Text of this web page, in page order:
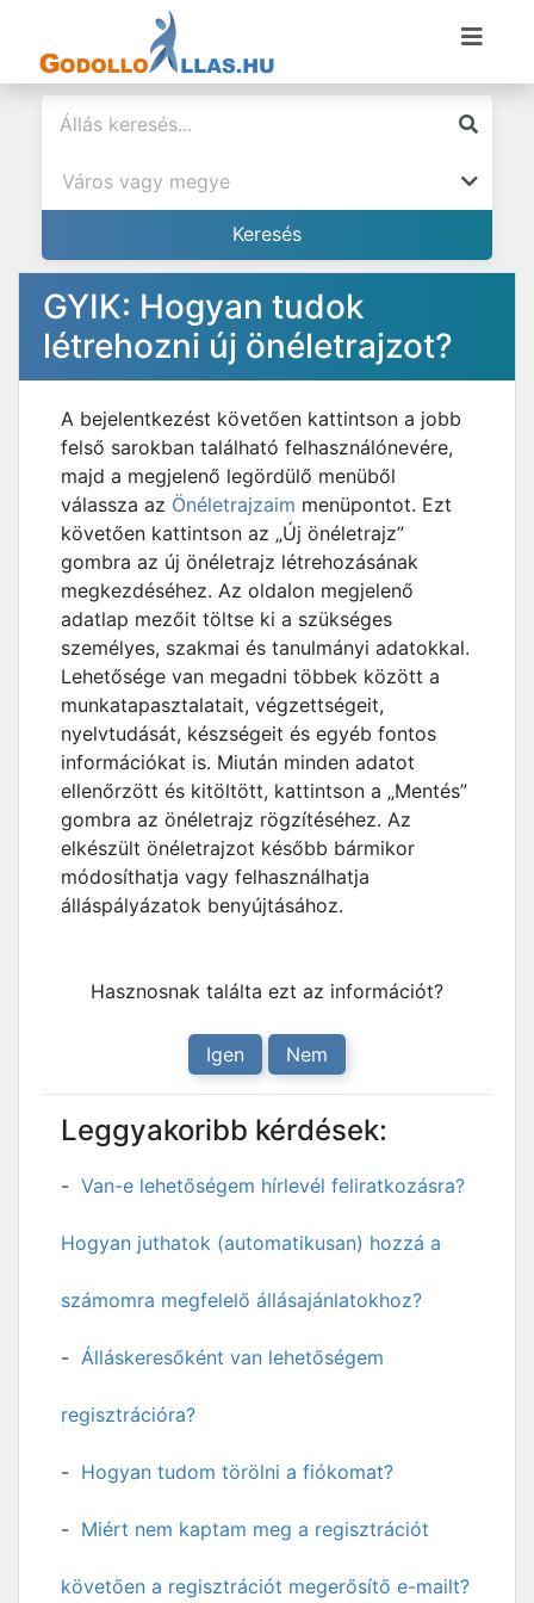
GYIK: Hogyan tudok
létrehozni új önéletrajzot?
A bejelentkezést követően kattintson a jobb
felső sarokban található felhasználónevére,
majd a megjelenő legördülő menüből
válassza az Önéletrajzaim menüpontot. Ezt
követően kattintson az „Új önéletrajz”
gombra az új önéletrajz létrehozásának
megkezdéséhez. Az oldalon megjelenő
adatlap mezőit töltse ki a szükséges
személyes, szakmai és tanulmányi adatokkal.
Lehetősége van megadni többek között a
munkatapasztalatait, végzettségeit,
nyelvtudását, készségeit és egyéb fontos
információkat is. Miután minden adatot
ellenőrzött és kitöltött, kattintson a „Mentés”
gombra az önéletrajz rögzítéséhez. Az
elkészült önéletrajzot később bármikor
módosíthatja vagy felhasználhatja
álláspályázatok benyújtásához.
Hasznosnak találta ezt az információt?
Igen Nem
Leggyakoribb kérdések:
Van-e lehetőségem hírlevél feliratkozásra?
Hogyan juthatok (automatikusan) hozzá a
számomra megfelelő állásajánlatokhoz?
Álláskeresőként van lehetőségem
regisztrációra?
Hogyan tudom törölni a fiókomat?
Miért nem kaptam meg a regisztrációt
követően a regisztrációt megerősítő e-mailt?